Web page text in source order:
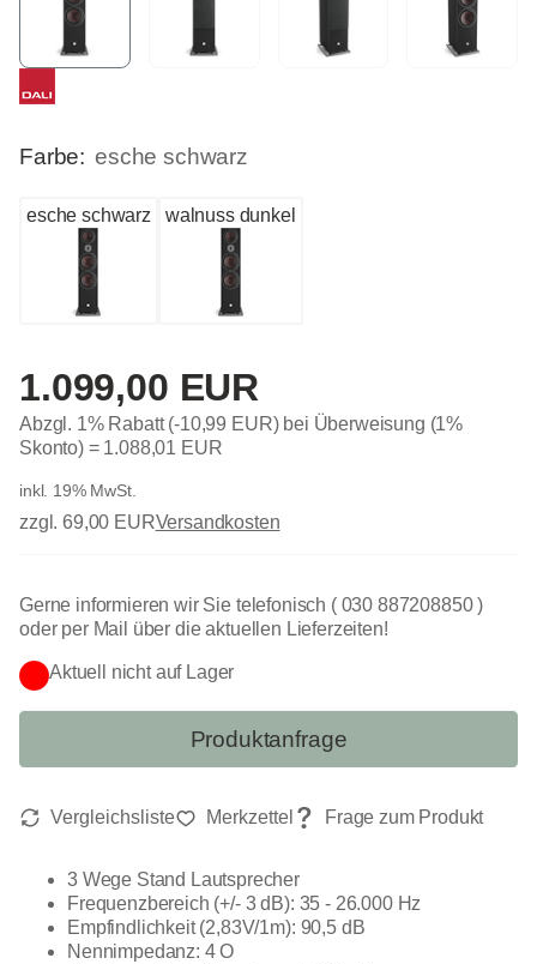
3 Wege Stand Lautsprecher
Frequenzbereich (+/- 3 dB): 35 - 26.000 Hz
Empfindlichkeit (2,83V/1m): 90,5 dB
Nennimpedanz: 4 O
Farbe: esche schwarz
esche schwarz walnuss dunkel
1.099,00 EUR
Abzgl. 1% Rabatt (-10,99 EUR) bei Überweisung (1%
Skonto) = 1.088,01 EUR
inkl. 19% MwSt.
zzgl. 69,00 EURVersandkosten
Aktuell nicht auf Lager
Gerne informieren wir Sie telefonisch ( 030 887208850 )
oder per Mail über die aktuellen Lieferzeiten!
Produktanfrage